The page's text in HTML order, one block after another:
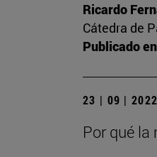
Ricardo
Cátedra de
Publicado
23 | 09 | 2022
Por qué